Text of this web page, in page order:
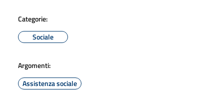
Categorie:
Sociale
Argomenti:
Assistenza sociale